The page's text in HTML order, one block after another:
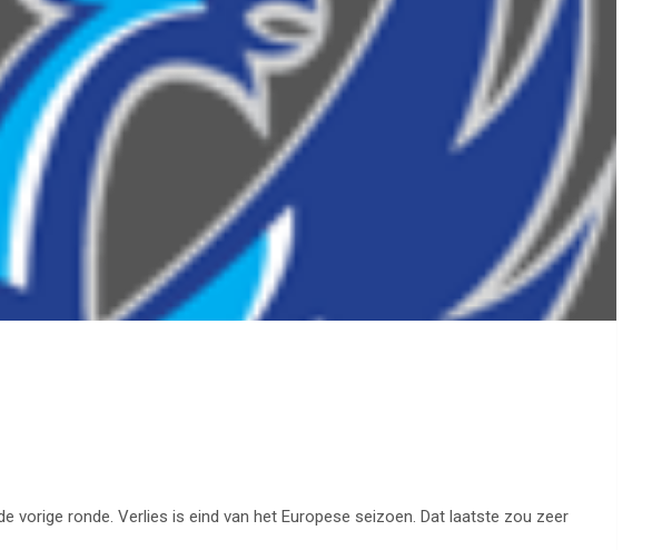
vorige ronde. Verlies is eind van het Europese seizoen. Dat laatste zou zeer